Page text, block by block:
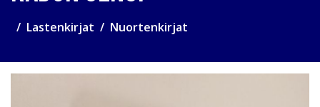
Lastenkirjat Nuortenkirjat